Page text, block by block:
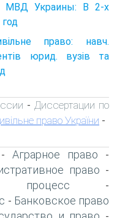
МВД Украины: В 2-х
право: навч.
юрид. вузів та
- Диссертации по
право України -
Аграрное право -
право -
процесс -
- Банковское право